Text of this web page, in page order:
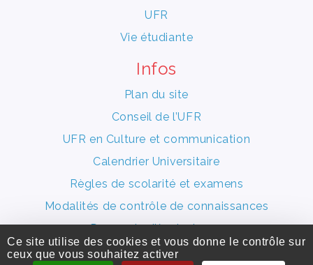
Ce site utilise des cookies et vous donne le contrôle sur
ceux que vous souhaitez activer
UFR
Vie étudiante
Infos
Plan du site
Conseil de l’UFR
UFR en Culture et communication
Calendrier Universitaire
Règles de scolarité et examens
Modalités de contrôle de connaissances
Demande d’équivalence
Logos de l’UFR